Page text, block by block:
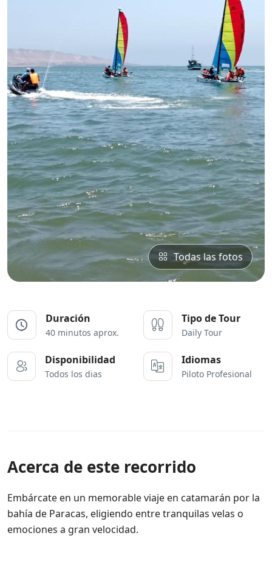
Todas las fotos
Duración
40 minutos aprox.
Tipo de Tour
Daily Tour
Disponibilidad Idiomas
Piloto Profesional
Acerca de este recorrido
Embárcate en un memorable viaje en catamarán por la
bahía de Paracas, eligiendo entre tranquilas velas o
emociones a gran velocidad.